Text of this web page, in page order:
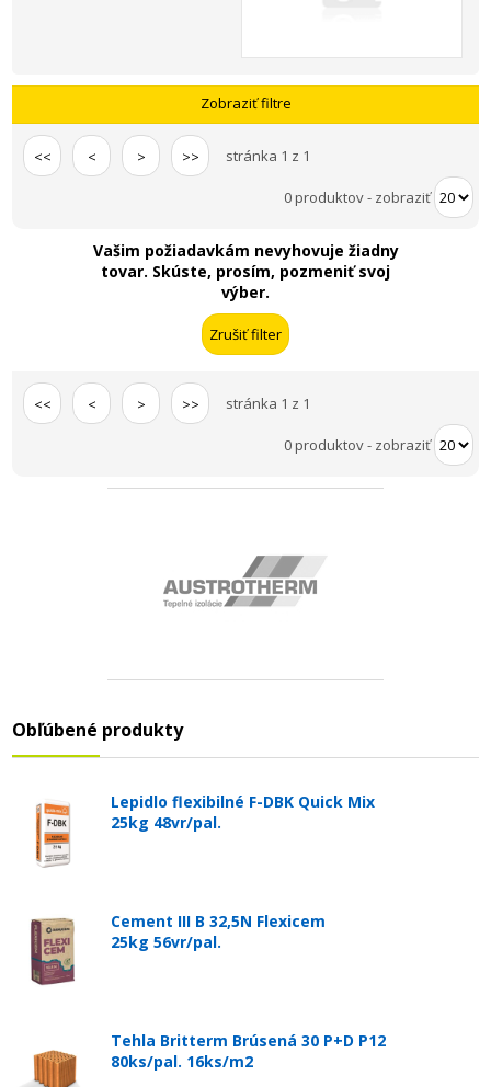
Zobraziť filtre
<< < > >> stránka 1 z 1
0 produktov- zobraziť
Vašim požiadavkám nevyhovuje žiadny
tovar. Skúste, prosím, pozmeniť svoj
výber.
<< < > >> stránka 1 z 1
0 produktov- zobraziť
Obľúbené produkty
Lepidlo flexibilné F-DBK Quick Mix
25kg 48vr/pal.
Cement III B 32,5N Flexicem
25kg 56vr/pal.
Tehla Britterm Brúsená 30 P+D P12
80ks/pal. 16ks/m2